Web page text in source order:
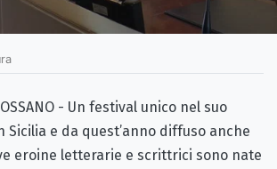
- Un festival unico nel suo
Sicilia e da quest’anno diffuso anche
eroine letterarie e scrittrici sono nate